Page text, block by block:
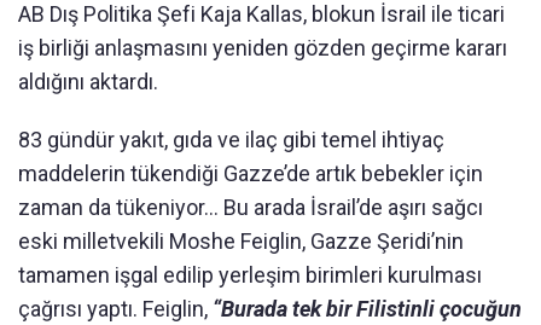
AB Dış Politika Şefi Kaja Kallas, blokun İsrail ile ticari
iş birliği anlaşmasını yeniden gözden geçirme kararı
aldığını aktardı.
83 gündür yakıt, gıda ve ilaç gibi temel ihtiyaç
maddelerin tükendiği Gazze’de artık bebekler için
zaman da tükeniyor... Bu arada İsrail’de aşırı sağcı
eski milletvekili Moshe Feiglin, Gazze Şeridi’nin
tamamen işgal edilip yerleşim birimleri kurulması
çağrısı yaptı. Feiglin, “Burada tek bir Filistinli çocuğun